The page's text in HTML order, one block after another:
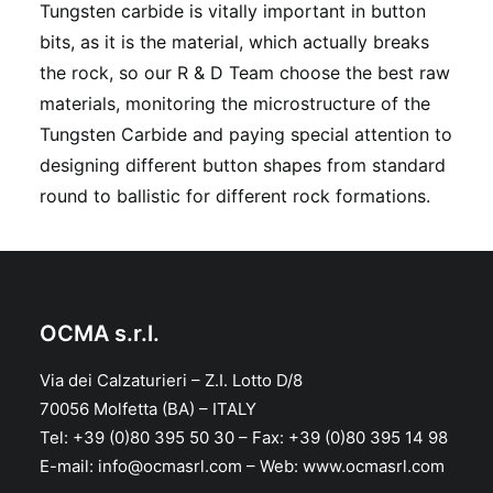
Tungsten carbide is vitally important in button
bits, as it is the material, which actually breaks
the rock, so our R & D Team choose the best raw
materials, monitoring the microstructure of the
Tungsten Carbide and paying special attention to
designing different button shapes from standard
round to ballistic for different rock formations.
OCMA s.r.l.
Via dei Calzaturieri – Z.I. Lotto D/8
70056 Molfetta (BA) – ITALY
Tel: +39 (0)80 395 50 30 – Fax: +39 (0)80 395 14 98
E-mail: info@ocmasrl.com – Web: www.ocmasrl.com